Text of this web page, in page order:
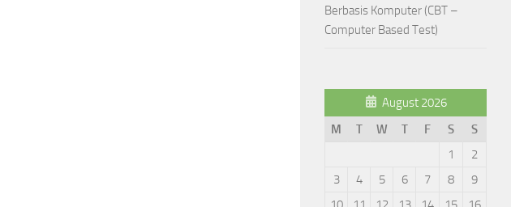
Berbasis Komputer (CBT –
Computer Based Test)
August 2026
M
T W T F S
S
1
2
3
4 5 6 7 8
9